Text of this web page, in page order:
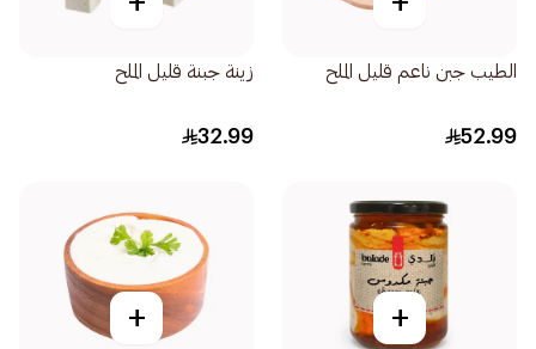
الطيب جبن ناعم قليل الملح
52.99
زينة جبنة قليل الملح
32.99
+
+